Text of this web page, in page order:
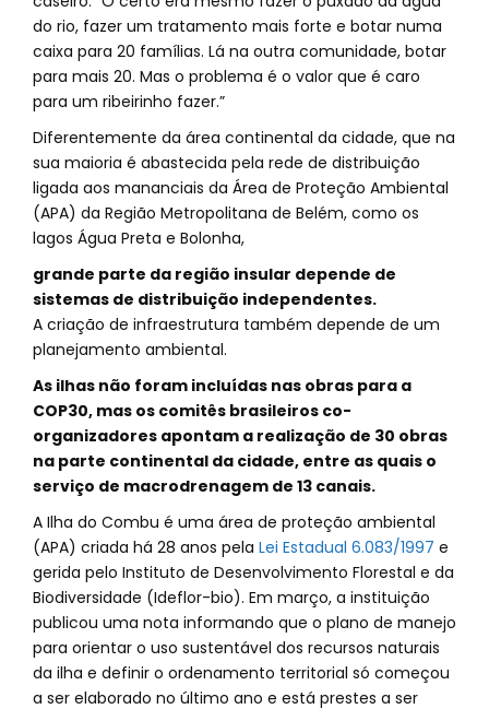
do rio, fazer um tratamento mais forte e botar numa
caixa para 20 famílias. Lá na outra comunidade, botar
para mais 20. Mas o problema é o valor que é caro
para um ribeirinho fazer.”
Diferentemente da área continental da cidade, que na
sua maioria é abastecida pela rede de distribuição
ligada aos mananciais da Área de Proteção Ambiental
(APA) da Região Metropolitana de Belém, como os
lagos Água Preta e Bolonha,
grande parte da região insular depende de
sistemas de distribuição independentes.
A criação de infraestrutura também depende de um
planejamento ambiental.
As ilhas não foram incluídas nas obras para a
COP30, mas os comitês brasileiros co-
organizadores apontam a realização de 30 obras
na parte continental da cidade, entre as quais o
serviço de macrodrenagem de 13 canais.
A Ilha do Combu é uma área de proteção ambiental
(APA) criada há 28 anos pela Lei Estadual 6.083/1997 e
gerida pelo Instituto de Desenvolvimento Florestal e da
Biodiversidade (Ideflor-bio). Em março, a instituição
publicou uma nota informando que o plano de manejo
para orientar o uso sustentável dos recursos naturais
da ilha e definir o ordenamento territorial só começou
a ser elaborado no último ano e está prestes a ser